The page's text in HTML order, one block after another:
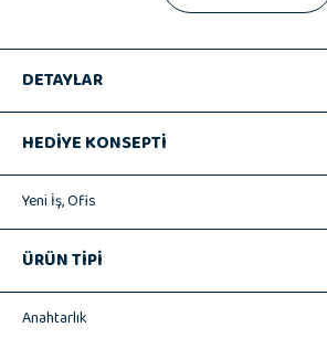
DETAYLAR
Kişiye Özel Anahtarlık
🗝 Anahtarlık
Tek taraflı baskı yapılarak hazırlanır.
MDF'den üretilir.
🎁 Hedizu Özel Hediye Paketi
♥️ Hediye Notunuz
HEDİYE KONSEPTİ
Yeni İş,Ofis
ÜRÜN TİPİ
Anahtarlık